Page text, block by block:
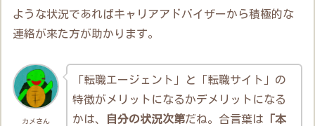
ような状況であればキャリアアドバイザーから積極的な
連絡が来た方が助かります。
カメさん
「転職エージェント」と「転職サイト」の
特徴がメリットになるかデメリットになる
かは、
自分の状況次第だね。合言葉は 「本